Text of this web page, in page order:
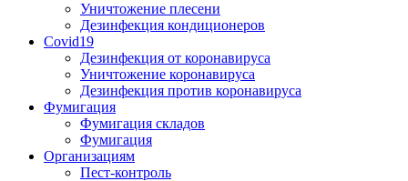
Уничтожение плесени
Дезинфекция кондиционеров
Covid19
Дезинфекция от коронавируса
Уничтожение коронавируса
Дезинфекция против коронавируса
Фумигация
Фумигация складов
Фумигация
Организациям
Пест-контроль